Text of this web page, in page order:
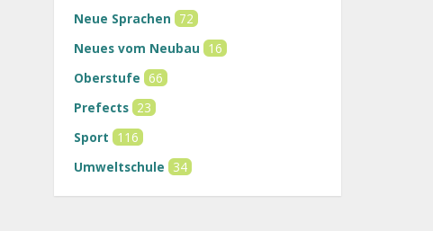
Neue Sprachen 72
Neues vom Neubau 16
Oberstufe 66
Prefects 23
Sport 116
Umweltschule 34